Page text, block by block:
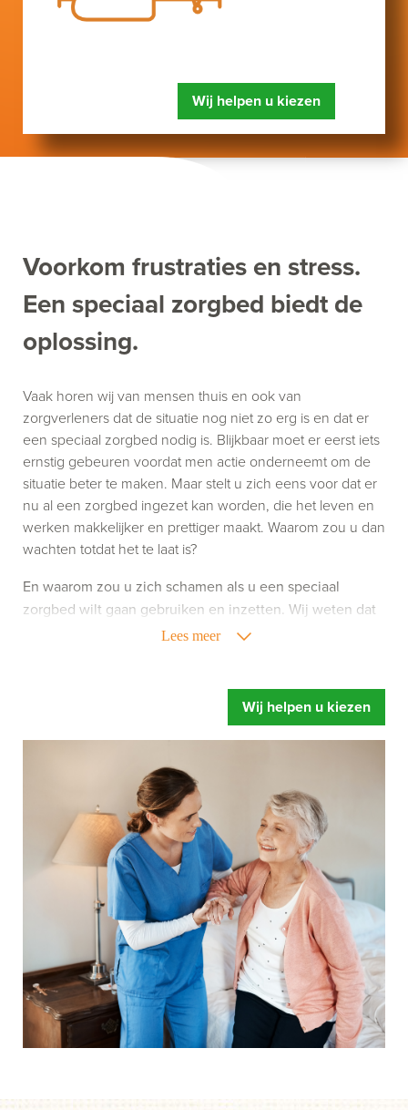
Wij helpen u kiezen
Voorkom frustraties en stress.
Een speciaal zorgbed biedt de
oplossing.
Vaak horen wij van mensen thuis en ook van
zorgverleners dat de situatie nog niet zo erg is en dat er
een speciaal zorgbed nodig is. Blijkbaar moet er eerst iets
ernstig gebeuren voordat men actie onderneemt om de
situatie beter te maken. Maar stelt u zich eens voor dat er
nu al een zorgbed ingezet kan worden, die het leven en
werken makkelijker en prettiger maakt. Waarom zou u dan
wachten totdat het te laat is?
Lees meer
En waarom zou u zich schamen als u een speciaal
zorgbed wilt gaan gebruiken en inzetten. Wij weten dat
het gebruik van zorghulpmiddelen niet altijd leuk is,
zorgbed doet, maar richt u vooral op wat een speciaal
zorgbed u oplevert. Meer ontspanning, u voelt zich fitter
en een betere begeleiding.
Mensen hebben snel de neiging om te zeggen dat hun
bed wel prima is. Of dat de instelling al over eigen
zorgbedden beschikt. Gelukkig maar zeggen wij dan,
maar legt u zich er niet te snel bij neer als uw situatie net
even anders is. Een speciaal zorgbed gaat namelijk veel
verder dan een standaard bed. Het bed is zo ingesteld dat
het kan draaien, kantelen en rechtop kan staan.
Afgestemd op de behoefte van het moment, zodat het de
zorghandelingen makkelijker en prettiger maakt. Dus start
uw aanvraag en wij helpen u op weg. Zonder dat iets
moet en zonder directe verplichtingen.
Als u er over nadenkt om een speciaal zorgbed te gaan
betaalt.
Onze ervaring leert dat mensen door een speciaal
Wij helpen u kiezen